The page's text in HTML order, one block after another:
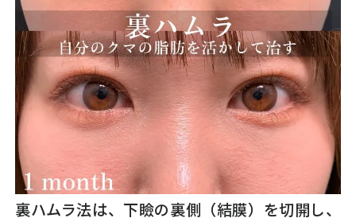
裏ハムラ法は、下瞼の裏側（結膜）を切開し、